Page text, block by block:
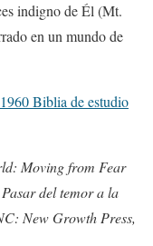
indigno de Él (Mt.
en un mundo de
Biblia de estudio
Moving from Fear
del temor a la
New Growth Press,